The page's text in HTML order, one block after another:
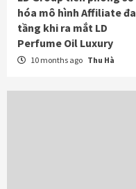
hóa mô hình Affiliate đa
tầng khi ra mắt LD
Perfume Oil Luxury
10 months ago Thu Hà